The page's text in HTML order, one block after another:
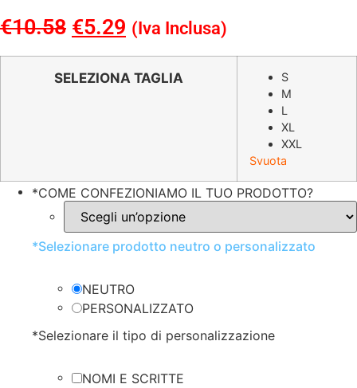
€10.58 Il
prezzo
originale
€5.29 Il
prezzo
attuale
(Iva Inclusa)
SELEZIONA TAGLIA
S
M
L
XL
XXL
Svuota
*COME CONFEZIONIAMO IL TUO PRODOTTO?
*Selezionare prodotto neutro o personalizzato
NEUTRO
PERSONALIZZATO
*Selezionare il tipo di personalizzazione
NOMI E SCRITTE